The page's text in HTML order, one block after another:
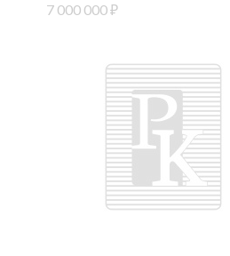
7 000 000₽